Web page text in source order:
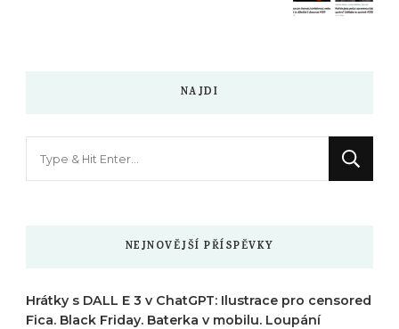
NAJDI
NEJNOVĚJŠÍ PŘÍSPĚVKY
Hrátky s DALL E 3 v ChatGPT: Ilustrace pro censored
Fica. Black Friday. Baterka v mobilu. Loupání